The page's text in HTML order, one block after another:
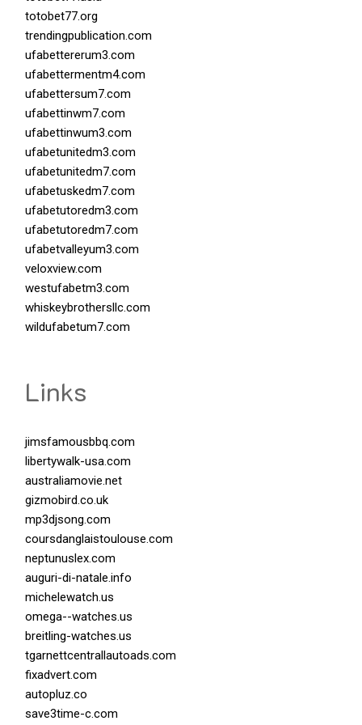
totobet77.org
trendingpublication.com
ufabettererum3.com
ufabettermentm4.com
ufabettersum7.com
ufabettinwm7.com
ufabettinwum3.com
ufabetunitedm3.com
ufabetunitedm7.com
ufabetuskedm7.com
ufabetutoredm3.com
ufabetutoredm7.com
ufabetvalleyum3.com
veloxview.com
westufabetm3.com
whiskeybrothersllc.com
wildufabetum7.com
Links
jimsfamousbbq.com
libertywalk-usa.com
australiamovie.net
gizmobird.co.uk
mp3djsong.com
coursdanglaistoulouse.com
neptunuslex.com
auguri-di-natale.info
michelewatch.us
omega--watches.us
breitling-watches.us
tgarnettcentrallautoads.com
fixadvert.com
autopluz.co
save3time-c.com